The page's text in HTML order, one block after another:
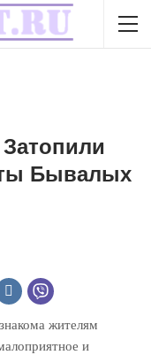
Бывалых
жителям
и